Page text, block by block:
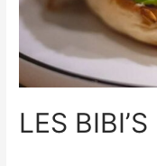
LES BIBI’S